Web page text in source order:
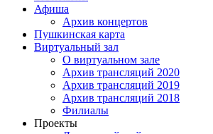
Афиша
Архив концертов
Пушкинская карта
Виртуальный зал
О виртуальном зале
Архив трансляций 2020
Архив трансляций 2019
Архив трансляций 2018
Филиалы
Проекты